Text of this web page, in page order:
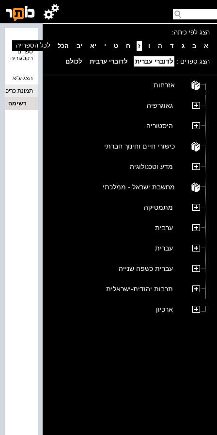
הצג לפי כיתה:
א
ב ג ד ה ו ז ח ט י יא יב הכל
הצג ספרים : לדוברי עברית לדוברי ערבית לכולם
אזרחות
גאוגרפיה
היסטוריה
כישורי חיים וחינוך חברתי
מדע וטכנולוגיה
מחשבת ישראל - ממלכתי
מתמטיקה
ערבית
עברית
עברית כשפה שנייה
תרבות יהודית-ישראלית
ארכיון
ספרים
בקטגוריה
לכל הספרייה
הצג ע''פ:
תמונת כריכה
רשימה